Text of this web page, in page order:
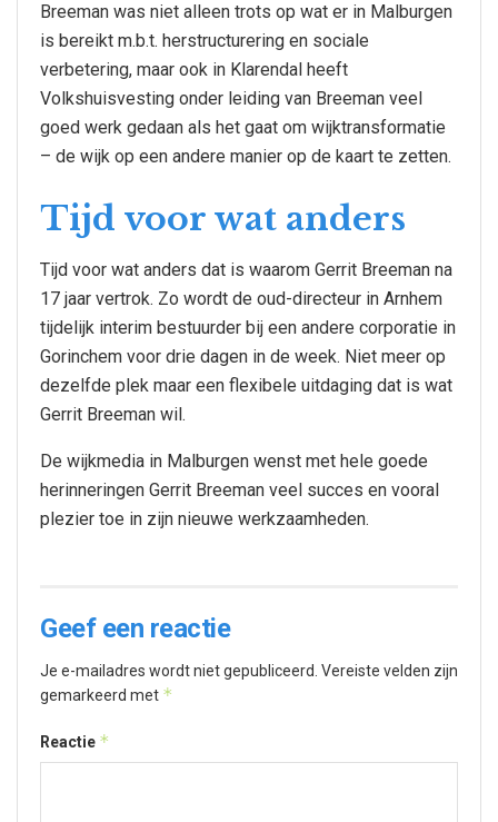
Breeman was niet alleen trots op wat er in Malburgen
is bereikt m.b.t. herstructurering en sociale
verbetering, maar ook in Klarendal heeft
Volkshuisvesting onder leiding van Breeman veel
goed werk gedaan als het gaat om wijktransformatie
– de wijk op een andere manier op de kaart te zetten.
Tijd voor wat anders
Tijd voor wat anders dat is waarom Gerrit Breeman na
17 jaar vertrok. Zo wordt de oud-directeur in Arnhem
tijdelijk interim bestuurder bij een andere corporatie in
Gorinchem voor drie dagen in de week. Niet meer op
dezelfde plek maar een flexibele uitdaging dat is wat
Gerrit Breeman wil.
De wijkmedia in Malburgen wenst met hele goede
herinneringen Gerrit Breeman veel succes en vooral
plezier toe in zijn nieuwe werkzaamheden.
Geef een reactie
Je e-mailadres wordt niet gepubliceerd. Vereiste velden zijn
gemarkeerd met *
Reactie *